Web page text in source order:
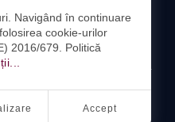
PERSONAL
DE
COPILULUI
MARE
NR. 18, COD POSTAL
Navigând în continuare
cookie-urilor
2016/679. Politică
Accept